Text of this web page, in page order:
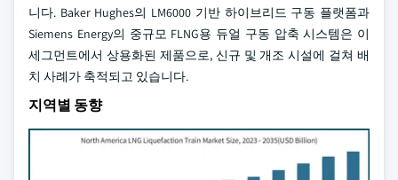
니다. Baker Hughes의 LM6000 기반 하이브리드 구동 플랫폼과
Siemens Energy의 중규모 FLNG용 듀얼 구동 압축 시스템은 이
세그먼트에서 상용화된 제품으로, 신규 및 개조 시설에 걸쳐 배
치 사례가 축적되고 있습니다.
지역별 동향